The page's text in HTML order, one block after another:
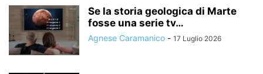
Se la storia geologica di Marte
fosse una serie tv…
Agnese Caramanico - 17 Luglio 2026